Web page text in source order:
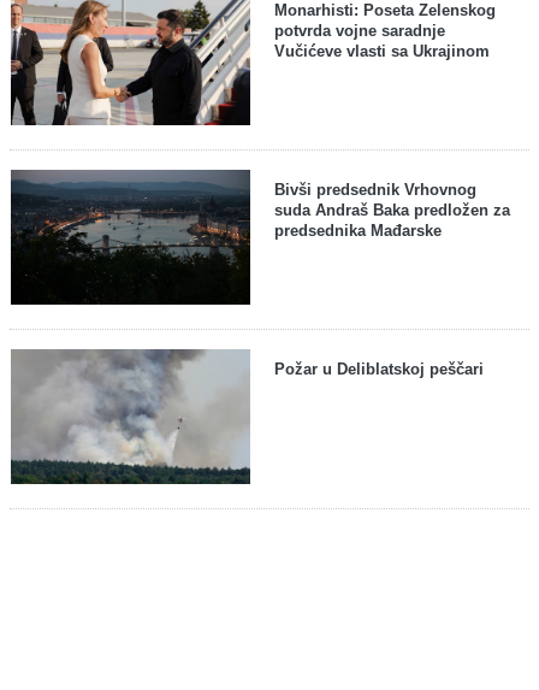
Monarhisti: Poseta Zelenskog
potvrda vojne saradnje
Vučićeve vlasti sa Ukrajinom
Bivši predsednik Vrhovnog
suda Andraš Baka predložen za
predsednika Mađarske
Požar u Deliblatskoj peščari